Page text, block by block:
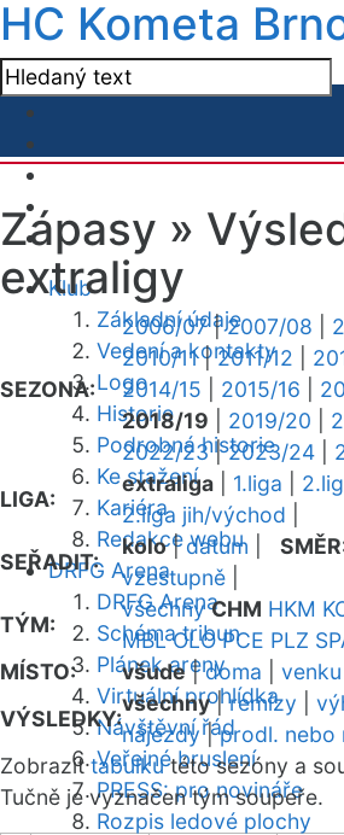
HC Kometa
Klub
Základní údaje
Vedení a kontakty
Logo
Historie
Podrobná historie
Ke stažení
Kariéra
Redakce webu
DRFG Arena
DRFG Arena
Schéma tribun
Plánek areny
Virtuální prohlídka
Návštěvní řád
Veřejné bruslení
PRESS: pro novináře
Rozpis ledové plochy
Zápasy »
extraligy
SEZONA:
2006/07|2007/08
2010/11|2011/12
2014/15
2015/16
2018/19
2019/20
2022/23|2023/24
LIGA:
extraliga 1.liga
2.liga jih/východ
SEŘADIT:
kolo|datum
vzestupně
TÝM:
všechny CHM HKM
MBL OLO PCE PLZ
MÍSTO:
všude|doma venku
VÝSLEDKY:
všechny|remízy
nájezdy|prodl. nebo
Zobrazittabulkutéto sezóny a
Tučně je vyznačen tým soupeře.